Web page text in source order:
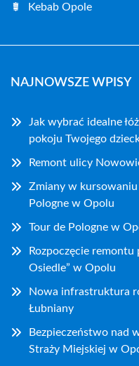
Kebab Opole
NAJNOWSZE WPISY
Jak wybrać idealne
pokoju Twojego
Remont ulicy
Zmiany w
Pologne w Opolu
Tour de Pologne w
Rozpoczęcie remontu
Osiedle” w Opolu
Nowa infrastruktura
Łubniany
Bezpieczeństwo nad
Straży Miejskiej w